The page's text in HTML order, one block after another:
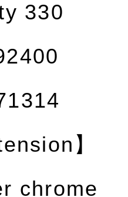
330
】
chrome